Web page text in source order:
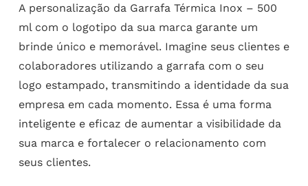
A personalização da Garrafa Térmica Inox – 500
ml com o logotipo da sua marca garante um
brinde único e memorável. Imagine seus clientes e
colaboradores utilizando a garrafa com o seu
logo estampado, transmitindo a identidade da sua
empresa em cada momento. Essa é uma forma
inteligente e eficaz de aumentar a visibilidade da
sua marca e fortalecer o relacionamento com
seus clientes.